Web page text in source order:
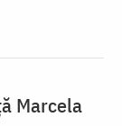
Marcela